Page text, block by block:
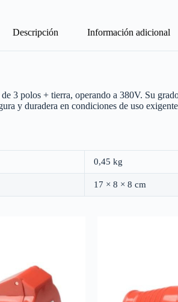
380V
Descripción Información adicional
3 polos + tierra, operando a 380V. Su
y duradera en condiciones de uso
0,45 kg
17 × 8 × 8 cm